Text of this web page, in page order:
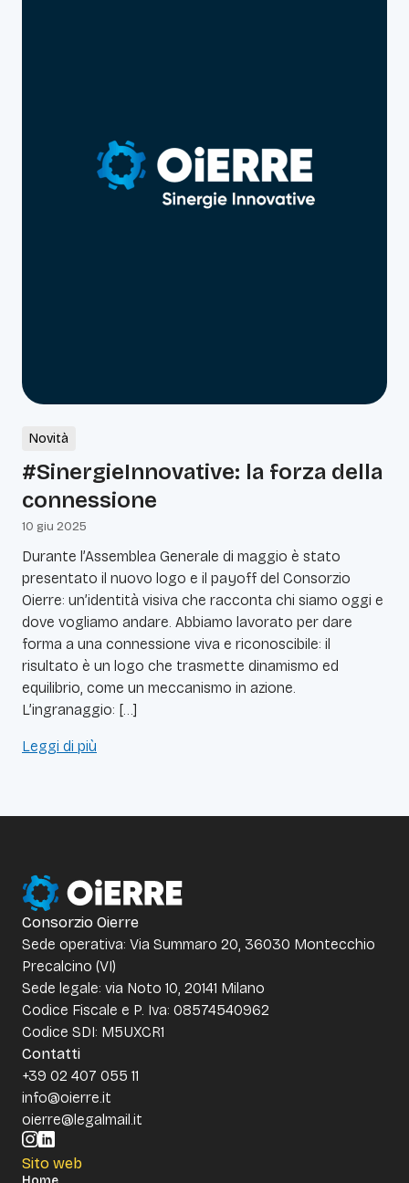
Novità
#SinergieInnovative: la forza della
connessione
10 giu 2025
Durante l’Assemblea Generale di maggio è stato
presentato il nuovo logo e il payoff del Consorzio
Oierre: un’identità visiva che racconta chi siamo oggi e
dove vogliamo andare. Abbiamo lavorato per dare
forma a una connessione viva e riconoscibile: il
risultato è un logo che trasmette dinamismo ed
equilibrio, come un meccanismo in azione.
L’ingranaggio: […]
Leggi di più
Consorzio Oierre
Sede operativa: Via Summaro 20, 36030 Montecchio
Precalcino (VI)
Sede legale: via Noto 10, 20141 Milano
Codice Fiscale e P. Iva: 08574540962
Codice SDI: M5UXCR1
Contatti
+39 02 407 055 11
info@oierre.it
oierre@legalmail.it
Sito web